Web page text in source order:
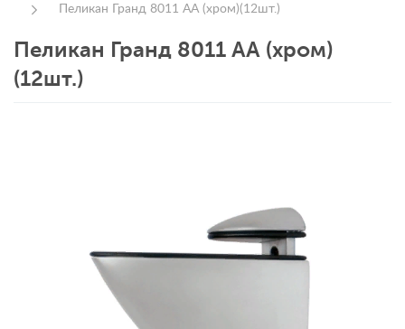
Пеликан Гранд 8011 АА (хром)(12шт.)
Пеликан Гранд 8011 АА (хром)
(12шт.)